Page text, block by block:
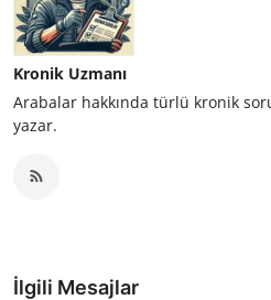
Kronik Uzmanı
Arabalar hakkında türlü kronik
yazar.
İlgili Mesajlar